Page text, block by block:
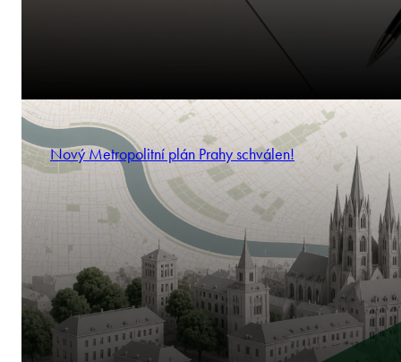
Nový Metropolitní plán Prahy schválen!